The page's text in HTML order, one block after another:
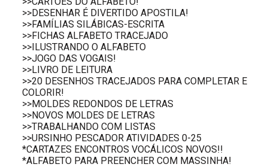
>>DESENHAR É DIVERTIDO APOSTILA!
>>FAMÍLIAS SILÁBICAS-ESCRITA
>>FICHAS ALFABETO TRACEJADO
>>ILUSTRANDO O ALFABETO
>>JOGO DAS VOGAIS!
>>LIVRO DE LEITURA
>>20 DESENHOS TRACEJADOS PARA COMPLETAR E
COLORIR!
>>MOLDES REDONDOS DE LETRAS
>>NOVOS MOLDES DE LETRAS
>>TRABALHANDO COM LISTAS
>>URSINHO PESCADOR ATIVIDADES 0-25
*CARTAZES ENCONTROS VOCÁLICOS NOVOS!!
*ALFABETO PARA PREENCHER COM MASSINHA!